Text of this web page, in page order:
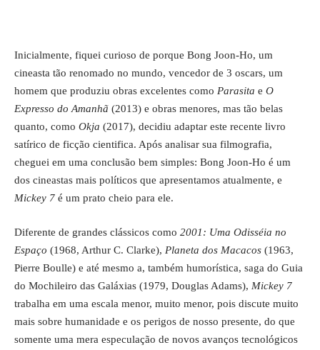
Inicialmente, fiquei curioso de porque Bong Joon-Ho, um
cineasta tão renomado no mundo, vencedor de 3 oscars, um
homem que produziu obras excelentes como Parasita e O
Expresso do Amanhã (2013) e obras menores, mas tão belas
quanto, como Okja (2017), decidiu adaptar este recente livro
satírico de ficção cientifica. Após analisar sua filmografia,
cheguei em uma conclusão bem simples: Bong Joon-Ho é um
dos cineastas mais políticos que apresentamos atualmente, e
Mickey 7 é um prato cheio para ele.
Diferente de grandes clássicos como 2001: Uma Odisséia no
Espaço (1968, Arthur C. Clarke), Planeta dos Macacos (1963,
Pierre Boulle) e até mesmo a, também humorística, saga do Guia
do Mochileiro das Galáxias (1979, Douglas Adams), Mickey 7
trabalha em uma escala menor, muito menor, pois discute muito
mais sobre humanidade e os perigos de nosso presente, do que
somente uma mera especulação de novos avanços tecnológicos